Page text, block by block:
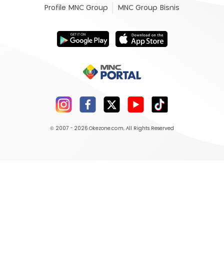
Profile MNC Group MNC Group Bisnis
© 2007 - 2026 Okezone.com, All Rights Reserved